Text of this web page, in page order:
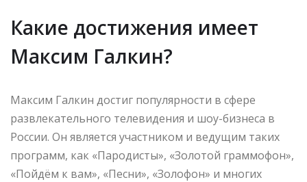
Какие достижения имеет
Максим Галкин?
Максим Галкин достиг популярности в сфере
развлекательного телевидения и шоу-бизнеса в
России. Он является участником и ведущим таких
программ, как «Пародисты», «Золотой граммофон»,
«Пойдём к вам», «Песни», «Золофон» и многих